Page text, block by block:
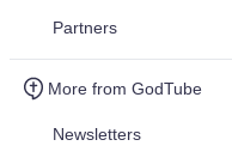
Partners
More from GodTube
Newsletters